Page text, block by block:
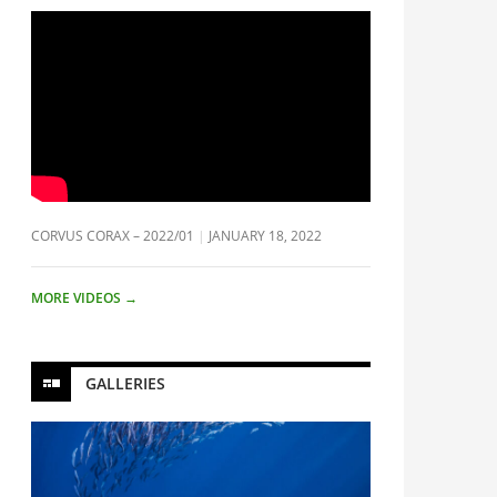
CORVUS CORAX – 2022/01 JANUARY 18, 2022
MORE VIDEOS →
GALLERIES